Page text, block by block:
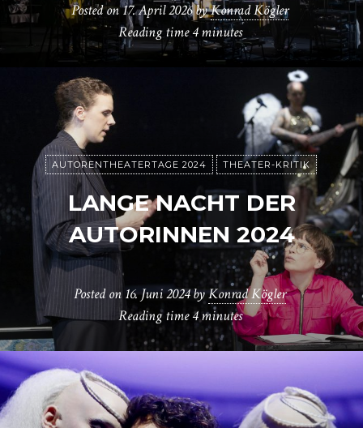
Posted on17. April 2026byKonrad Kögler
Reading time4 minutes
AUTORENTHEATERTAGE 2024 THEATER-KRITIK
LANGE NACHT DER
AUTORINNEN 2024
Posted on 16. Juni 2024byKonrad Kögler
Reading time4 minutes